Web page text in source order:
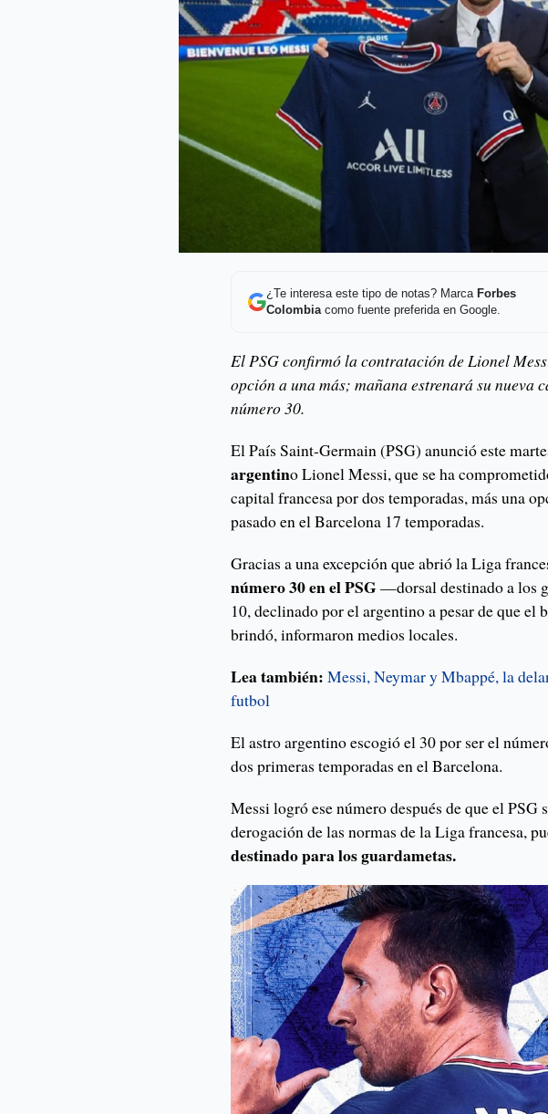
¿Te interesa este tipo de notas? Marca Forbes
Colombiacomo fuente preferida en Google.
El PSG confirmó la contratación de Lionel
opción a una más; mañana estrenará su nueva
número 30.
El País Saint-Germain (PSG) anunció este
argentino Lionel Messi, que se ha
capital francesa por dos temporadas, más una
pasado en el Barcelona 17 temporadas.
Gracias a una excepción que abrió la Liga
número 30 en el PSG—dorsal destinado a los
10, declinado por el argentino a pesar de que el
brindó, informaron medios locales.
Lea también: Messi, Neymar y Mbappé, la
futbol
El astro argentino escogió el 30 por ser el
dos primeras temporadas en el Barcelona.
Messi logró ese número después de que el PSG
derogación de las normas de la Liga francesa,
destinado para los guardametas.